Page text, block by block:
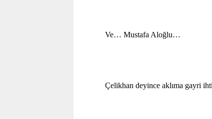
Ve… Mustafa Aloğlu…
Çelikhan deyince aklıma gayri